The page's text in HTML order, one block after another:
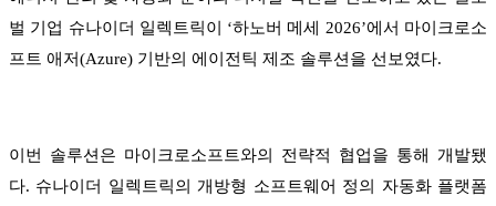
벌 기업 슈나이더 일렉트릭이 ‘하노버 메세 2026’에서 마이크로소
프트 애저(Azure) 기반의 에이전틱 제조 솔루션을 선보였다.
이번 솔루션은 마이크로소프트와의 전략적 협업을 통해 개발됐
다. 슈나이더 일렉트릭의 개방형 소프트웨어 정의 자동화 플랫폼